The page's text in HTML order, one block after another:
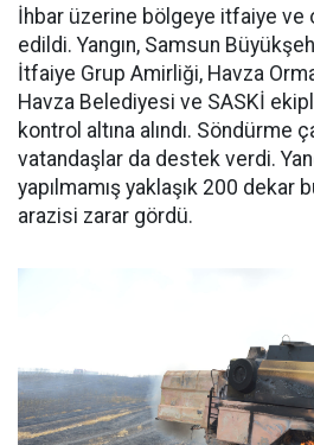
İhbar üzerine bölgeye itfaiye ve
edildi. Yangın, Samsun
İtfaiye Grup Amirliği, Havza
Havza Belediyesi ve SASKİ
kontrol altına alındı. Söndürme
vatandaşlar da destek verdi.
yapılmamış yaklaşık 200 dekar
arazisi zarar gördü.